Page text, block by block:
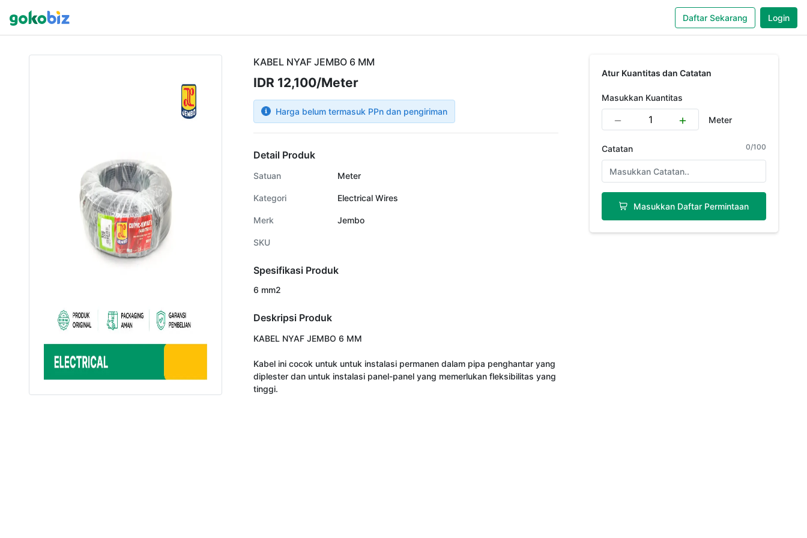
Daftar Sekarang Login
KABEL NYAF JEMBO 6 MM
IDR 12,100/Meter
Harga belum termasuk PPn dan pengiriman
Detail Produk
Satuan Meter
Kategori Electrical Wires
Merk Jembo
SKU
Spesifikasi Produk
6 mm2
Deskripsi Produk
KABEL NYAF JEMBO 6 MM
Kabel ini cocok untuk untuk instalasi permanen dalam pipa penghantar yang
diplester dan untuk instalasi panel-panel yang memerlukan fleksibilitas yang
tinggi.
Atur Kuantitas dan Catatan
Masukkan Kuantitas
Meter
Catatan 0/100
Masukkan Daftar Permintaan